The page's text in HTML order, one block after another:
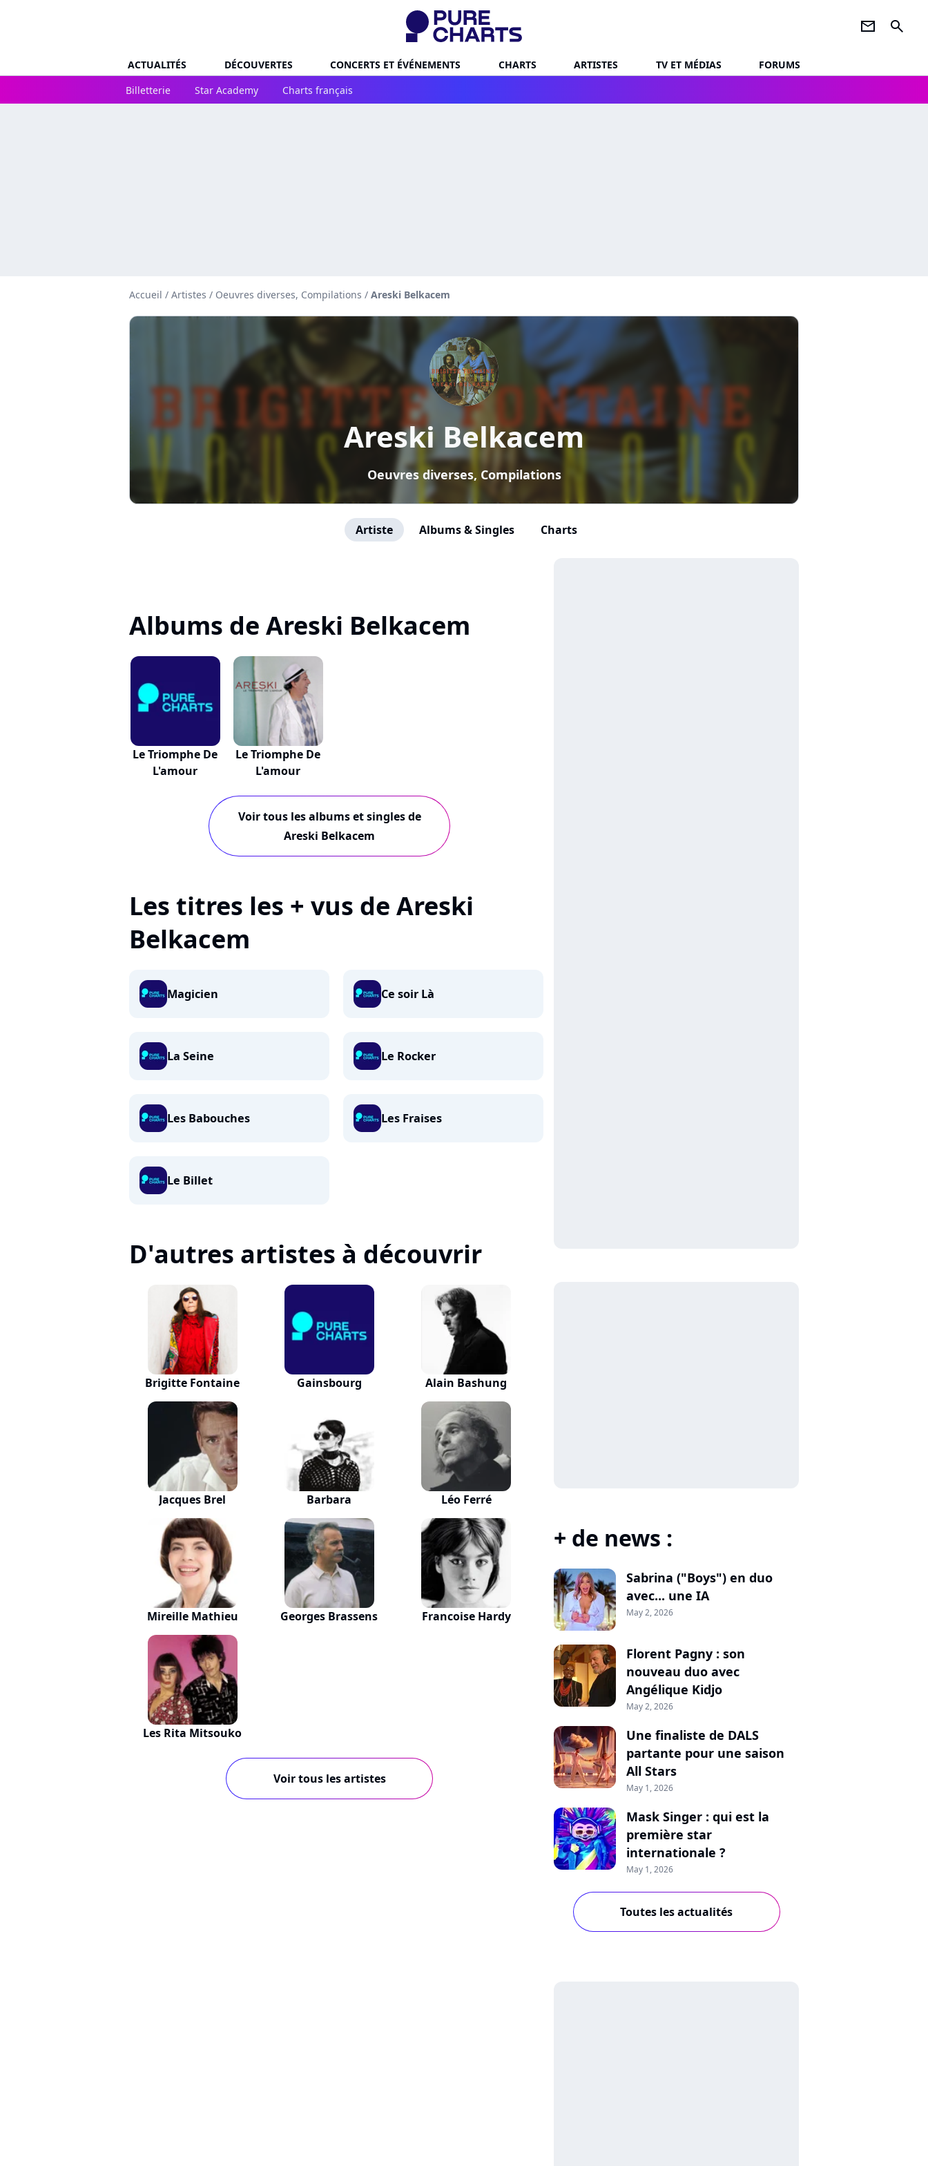
newsletter search
ACTUALITÉS DÉCOUVERTES CONCERTS ET ÉVÉNEMENTS CHARTS ARTISTES TV ET MÉDIAS
FORUMS
Billetterie
Star Academy Charts français
Accueil / Artistes / Oeuvres diverses, Compilations / Areski Belkacem
Areski Belkacem
Oeuvres diverses, Compilations
Artiste Albums & Singles Charts
Albums de Areski Belkacem
Le Triomphe De
L'amour
Le Triomphe De
L'amour
Voir tous les albums et singles de
Areski Belkacem
Les titres les + vus de Areski
Belkacem
Magicien Ce soir Là
La Seine Le Rocker
Les Babouches Les Fraises
Le Billet
D'autres artistes à découvrir
Brigitte Fontaine Gainsbourg Alain Bashung
Jacques Brel Barbara Léo Ferré
Mireille Mathieu Georges Brassens Francoise Hardy
Les Rita Mitsouko
Voir tous les artistes
+ de news :
Sabrina ("Boys") en duo
avec... une IA
May 2, 2026
Florent Pagny : son
nouveau duo avec
Angélique Kidjo
May 2, 2026
Une finaliste de DALS
partante pour une saison
All Stars
May 1, 2026
Mask Singer : qui est la
première star
internationale ?
May 1, 2026
Toutes les actualités